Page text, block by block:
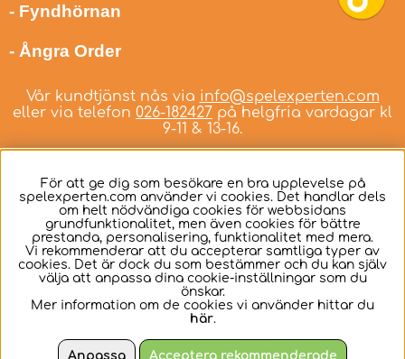
- Fyndhörnan
- Ångra Order
Vår kundtjänst nås via info@spelexperten.com
eller via telefon 026-182427 på helgfria vardagar kl
9-11 & 13-16.
Svenska
För att ge dig som besökare en bra upplevelse på
spelexperten.com använder vi cookies. Det handlar dels
om helt nödvändiga cookies för webbsidans
grundfunktionalitet, men även cookies för bättre
prestanda, personalisering, funktionalitet med mera.
Vi rekommenderar att du accepterar samtliga typer av
cookies. Det är dock du som bestämmer och du kan själv
välja att anpassa dina cookie-inställningar som du
önskar.
Mer information om de cookies vi använder hittar du
här.
Anpassa Acceptera rekommenderade